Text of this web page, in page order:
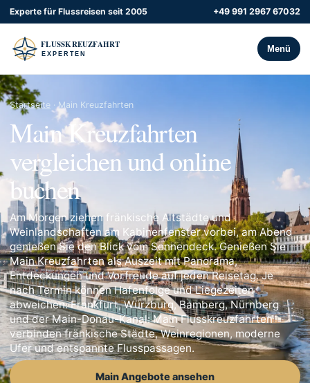
Experte für Flussreisen seit 2005 +49 991 2967 67032
Menü
Startseite · Main Kreuzfahrten
Main Kreuzfahrten
vergleichen und online
buchen
Am Morgen ziehen fränkische Altstädte und
Weinlandschaften am Kabinenfenster vorbei, am Abend
genießen Sie den Blick vom Sonnendeck. Genießen Sie
Main Kreuzfahrten als Auszeit mit Panorama,
Entdeckungen und Vorfreude auf jeden Reisetag. Je
nach Termin können Hafenfolge und Liegezeiten
abweichen. Frankfurt, Würzburg, Bamberg, Nürnberg
und der Main-Donau-Kanal: Main Flusskreuzfahrten
verbinden fränkische Städte, Weinregionen, moderne
Ufer und entspannte Flusspassagen.
Main Angebote ansehen